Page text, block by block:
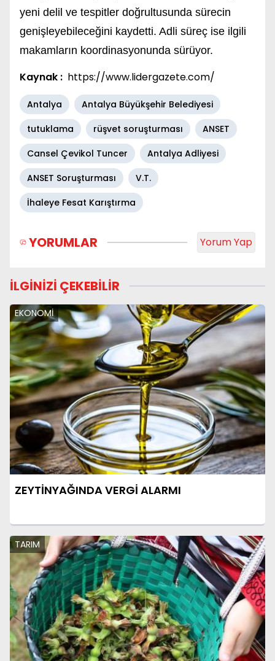
yeni delil ve tespitler doğrultusunda sürecin
genişleyebileceğini kaydetti. Adli süreç ise ilgili
makamların koordinasyonunda sürüyor.
Kaynak : https://www.lidergazete.com/
Antalya
Antalya Büyükşehir Belediyesi
tutuklama
rüşvet soruşturması
ANSET
Cansel Çevikol Tuncer
Antalya Adliyesi
ANSET Soruşturması
V.T.
İhaleye Fesat Karıştırma
YORUMLAR Yorum Yap
İLGİNİZİ ÇEKEBİLİR
EKONOMİ
ZEYTİNYAĞINDA VERGİ ALARMI
TARIM